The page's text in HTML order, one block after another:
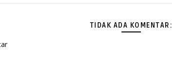
TIDAK ADA KOMENTAR: